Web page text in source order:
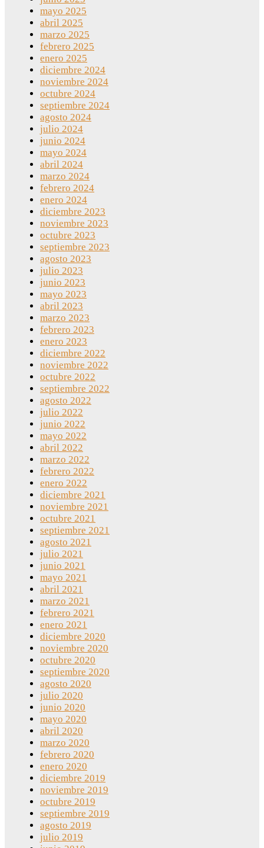
mayo 2025
abril 2025
marzo 2025
febrero 2025
enero 2025
diciembre 2024
noviembre 2024
octubre 2024
septiembre 2024
agosto 2024
julio 2024
junio 2024
mayo 2024
abril 2024
marzo 2024
febrero 2024
enero 2024
diciembre 2023
noviembre 2023
octubre 2023
septiembre 2023
agosto 2023
julio 2023
junio 2023
mayo 2023
abril 2023
marzo 2023
febrero 2023
enero 2023
diciembre 2022
noviembre 2022
octubre 2022
septiembre 2022
agosto 2022
julio 2022
junio 2022
mayo 2022
abril 2022
marzo 2022
febrero 2022
enero 2022
diciembre 2021
noviembre 2021
octubre 2021
septiembre 2021
agosto 2021
julio 2021
junio 2021
mayo 2021
abril 2021
marzo 2021
febrero 2021
enero 2021
diciembre 2020
noviembre 2020
octubre 2020
septiembre 2020
agosto 2020
julio 2020
junio 2020
mayo 2020
abril 2020
marzo 2020
febrero 2020
enero 2020
diciembre 2019
noviembre 2019
octubre 2019
septiembre 2019
agosto 2019
julio 2019